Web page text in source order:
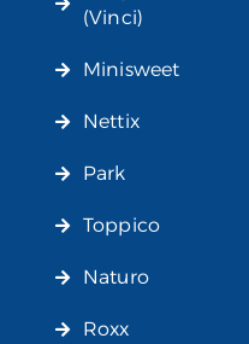
(Vinci)
Minisweet
Nettix
Park
Toppico
Naturo
Roxx